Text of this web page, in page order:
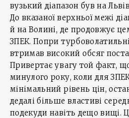
вузький діапазон був на
До вказаної верхньої межі
й на Волині, де продовжує
ЗПЕК. Попри
втримав високий обсяг
Привертає увагу той факт,
минулого року, коли для
мінімальний рівень цін,
дедалі більше властиві
подекуди навіть дещо вищі.